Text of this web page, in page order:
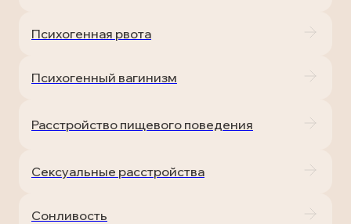
Психогенная рвота
Психогенный вагинизм
Расстройство пищевого поведения
Сексуальные расстройства
Сонливость